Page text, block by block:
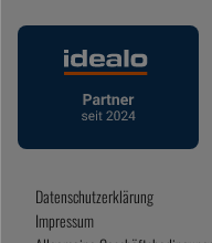
Datenschutzerklärung
Impressum